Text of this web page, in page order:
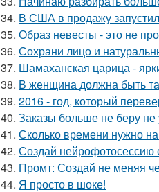
34. В США в продажу
35. Образ невесты - это не
36. Сохрани лицо и
37. Шамаханская царица -
38. В женщина должна быть
39. 2016 - год, который
40. Заказы больше не беру не
41. Сколько времени нужно
42. Создай нейрофотосессию
43. Промт: Создай не меняя
44. Я просто в шоке!